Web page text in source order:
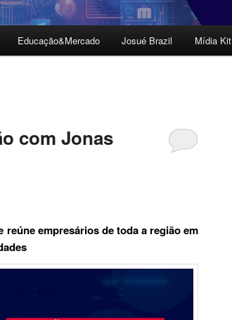
Educação&Mercado Josué Brazil Mídia Kit
com Jonas
reúne empresários de toda a região em